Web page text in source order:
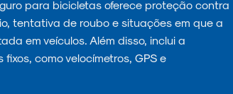
para bicicletas oferece proteção contra
tentativa de roubo e situações em que a
em veículos. Além disso, inclui a
como velocímetros, GPS e